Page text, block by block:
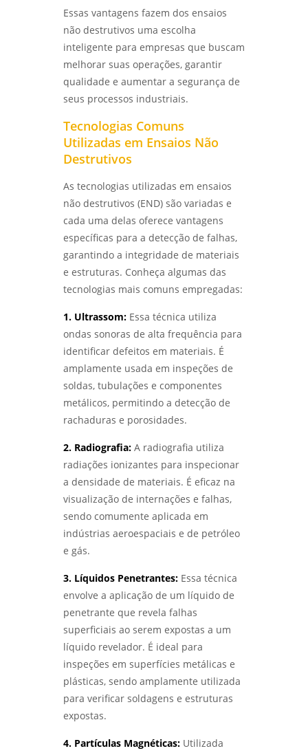
QUALIFICAÇÃO DE EPS EM SP: COMO
AUMENTAR A EFICIÊNCIA E CONFORMIDADE -
LABMETAL
ENSAIO METALOGRÁFICO DE AÇO: COMO
REALIZAR E INTERPRETAR RESULTADOS COM
PRECISÃO - LABMETAL
ANÁLISE DE FALHAS EM EQUIPAMENTOS DE
PROCESSO PARA AUMENTAR A EFICIÊNCIA E
REDUZIR CUSTOS - LABMETAL
ENSAIO DE CORROSÃO ACELERADA EM SÃO
PAULO: ENTENDA COMO FUNCIONA -
COMO É REALIZADO O ENSAIO DE CORROSÃO
POR PITE EM SP - LABMETAL
MÉTODOS EFICAZES DE ENSAIO DE CORROSÃO
QUALIDADE - LABMETAL
ANÁLISE DE FALHAS PARA MANUTENÇÃO EM
SÃO PAULO: CONFIRA AS MELHORES PRÁTICAS
- LABMETAL
ENSAIO METALOGRÁFICO: COMO ESSA
TÉCNICA REVELA A ESTRUTURA DOS
MATERIAIS METÁLICOS - LABMETAL
LABORATÓRIO METALÚRGICO: COMO
GARANTIR A QUALIDADE E SEGURANÇA DOS
SEUS MATERIAIS - LABMETAL
LABORATÓRIO DE METALOGRAFIA: COMO
ANALISAR E COMPREENDER ESTRUTURAS
METÁLICAS COM PRECISÃO - LABMETAL
LABORATÓRIO METALOGRÁFICO: COMO
ESCOLHER O IDEAL PARA SUAS ANÁLISES E
TESTES - LABMETAL
ENSAIO DE IMPACTO CHARPY E IZOD:
ENTENDA AS DIFERENÇAS E APLICAÇÕES NA
ENGENHARIA - LABMETAL
LABORATÓRIO DE ENSAIOS MECÂNICOS:
COMO GARANTIR A QUALIDADE E SEGURANÇA
LABORATÓRIO DE ENSAIOS: COMO ESCOLHER
Essas vantagens fazem dos ensaios
não destrutivos uma escolha
inteligente para empresas que buscam
melhorar suas operações, garantir
qualidade e aumentar a segurança de
seus processos industriais.
Tecnologias Comuns
Utilizadas em Ensaios Não
Destrutivos
As tecnologias utilizadas em ensaios
não destrutivos (END) são variadas e
cada uma delas oferece vantagens
específicas para a detecção de falhas,
garantindo a integridade de materiais
e estruturas. Conheça algumas das
tecnologias mais comuns empregadas:
1. Ultrassom:Essa técnica utiliza
ondas sonoras de alta frequência para
identificar defeitos em materiais. É
amplamente usada em inspeções de
soldas, tubulações e componentes
metálicos, permitindo a detecção de
rachaduras e porosidades.
2. Radiografia:A radiografia utiliza
radiações ionizantes para inspecionar
a densidade de materiais. É eficaz na
visualização de internações e falhas,
sendo comumente aplicada em
indústrias aeroespaciais e de petróleo
e gás.
3. Líquidos Penetrantes:Essa técnica
envolve a aplicação de um líquido de
penetrante que revela falhas
superficiais ao serem expostas a um
líquido revelador. É ideal para
inspeções em superfícies metálicas e
plásticas, sendo amplamente utilizada
para verificar soldagens e estruturas
expostas.
4. Partículas Magnéticas:Utilizada